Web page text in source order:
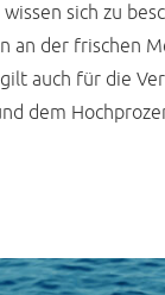
sich zu
an der frischen
auch für die
dem